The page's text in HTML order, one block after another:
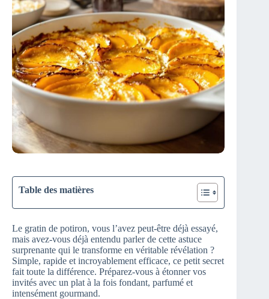
Table des matières
Le gratin de potiron, vous l’avez peut-être déjà essayé,
mais avez-vous déjà entendu parler de cette astuce
surprenante qui le transforme en véritable révélation ?
Simple, rapide et incroyablement efficace, ce petit secret
fait toute la différence. Préparez-vous à étonner vos
invités avec un plat à la fois fondant, parfumé et
intensément gourmand.